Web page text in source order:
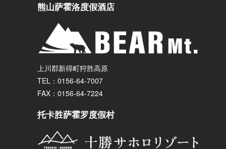
熊山萨霍洛度假酒店
上川郡新得町狩胜高原
TEL：0156-64-7007
FAX：0156-64-7224
托卡胜萨霍罗度假村